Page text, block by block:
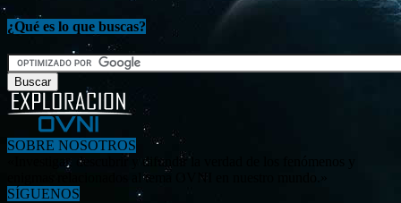
¿Qué es lo que buscas?
SOBRE NOSOTROS
«Investigar, descubrir y difundir la verdad de los fenómenos y
enigmas relacionados al tema OVNI en nuestro mundo.»
SÍGUENOS